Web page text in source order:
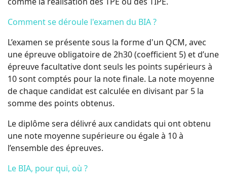
Comment se déroule l'examen du BIA ?
L’examen se présente sous la forme d'un QCM, avec
une épreuve obligatoire de 2h30 (coefficient 5) et d’une
épreuve facultative dont seuls les points supérieurs à
10 sont comptés pour la note finale. La note moyenne
de chaque candidat est calculée en divisant par 5 la
somme des points obtenus.
Le diplôme sera délivré aux candidats qui ont obtenu
une note moyenne supérieure ou égale à 10 à
l’ensemble des épreuves.
Le BIA, pour qui, où ?